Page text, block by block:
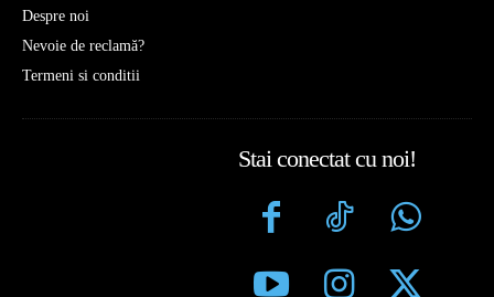
Despre noi
Nevoie de reclamă?
Termeni si conditii
Stai conectat cu noi!